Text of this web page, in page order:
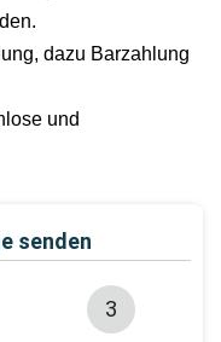
dazu Barzahlung
und